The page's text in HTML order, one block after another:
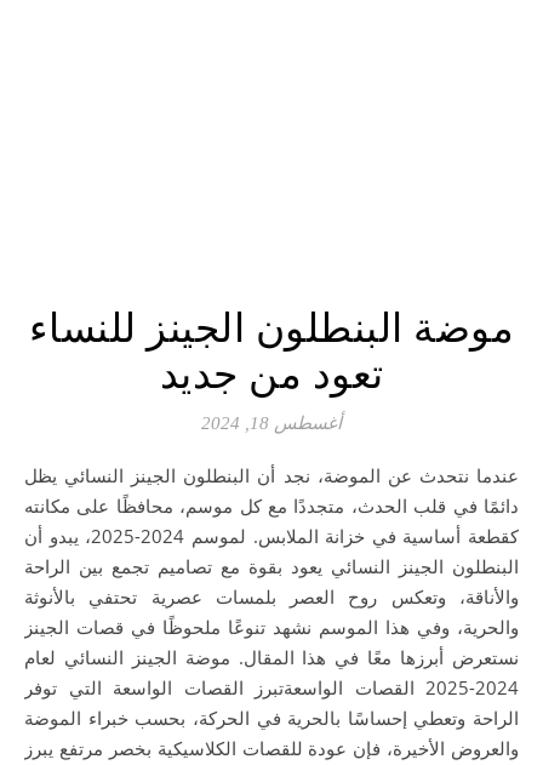
موضة البنطلون الجينز للنساء
تعود من جديد
أغسطس 18, 2024
عندما نتحدث عن الموضة، نجد أن البنطلون الجينز النسائي يظل
دائمًا في قلب الحدث، متجددًا مع كل موسم، محافظًا على مكانته
كقطعة أساسية في خزانة الملابس. لموسم 2024-2025، يبدو أن
البنطلون الجينز النسائي يعود بقوة مع تصاميم تجمع بين الراحة
والأناقة، وتعكس روح العصر بلمسات عصرية تحتفي بالأنوثة
والحرية، وفي هذا الموسم نشهد تنوعًا ملحوظًا في قصات الجينز
نستعرض أبرزها معًا في هذا المقال. موضة الجينز النسائي لعام
2024-2025 القصات الواسعةتبرز القصات الواسعة التي توفر
الراحة وتعطي إحساسًا بالحرية في الحركة، بحسب خبراء الموضة
والعروض الأخيرة، فإن عودة للقصات الكلاسيكية بخصر مرتفع يبرز